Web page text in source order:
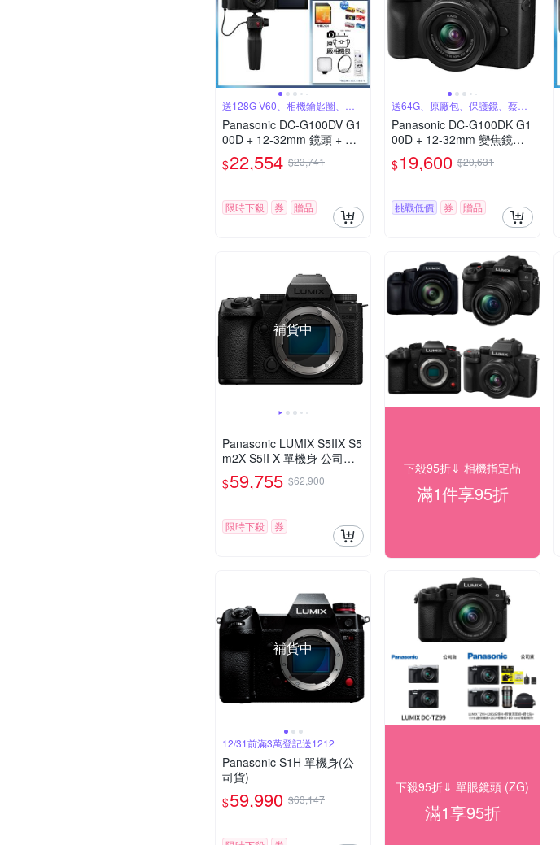
送128G V60、相機鑰匙圈、原
廠包
Panasonic DC-G100DV G1
00D + 12-32mm 鏡頭 + DM
W-SHGR2 三腳架握把組 公
司貨
$22,554 $23,741
限時下殺 券 贈品
送64G、原廠包、保護鏡、蔡司
噴罐
Panasonic DC-G100DK G1
00D + 12-32mm 變焦鏡組
公司貨
$19,600 $20,631
挑戰低價 券 贈品
補貨中
Panasonic LUMIX S5IIX S5
m2X S5II X 單機身 公司貨
DC-S5M2X
$59,755 $62,900
限時下殺 券
下殺95折⇓ 相機指定品
滿1件享95折
補貨中
12/31前滿3萬登記送1212
Panasonic S1H 單機身(公
司貨)
$59,990 $63,147
下殺95折⇓ 單眼鏡頭 (ZG)
滿1享95折